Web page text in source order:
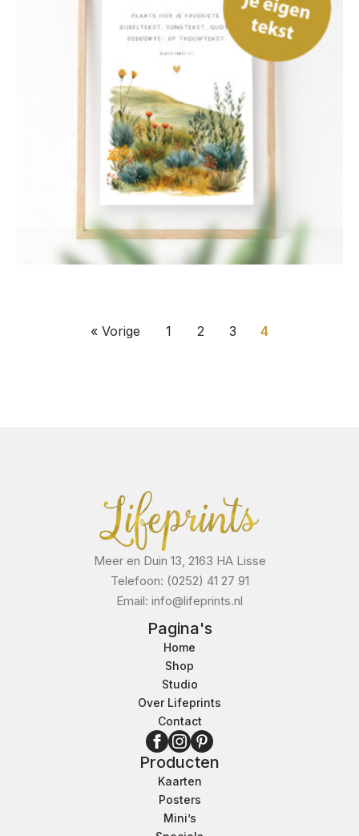
« Vorige 1 2 3 4
Meer en Duin 13, 2163 HA Lisse
Telefoon: (0252) 41 27 91
Email: info@lifeprints.nl
Pagina's
Home
Shop
Studio
Over Lifeprints
Contact
Producten
Kaarten
Posters
Mini’s